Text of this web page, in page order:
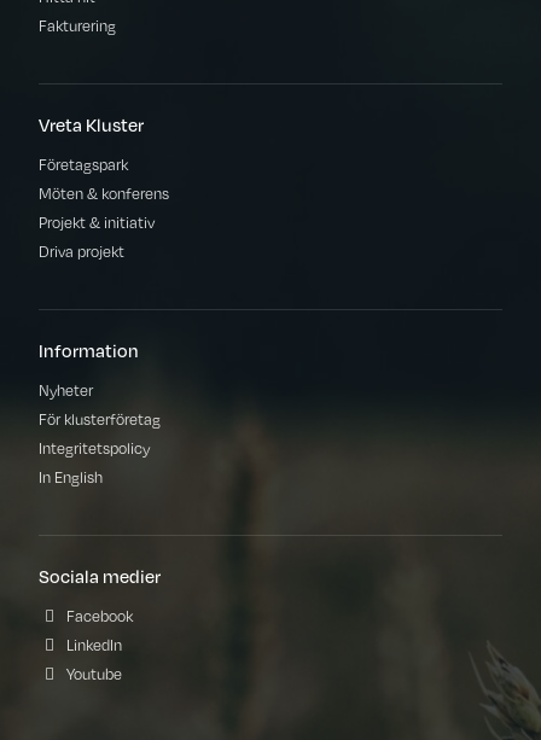
Fakturering
Vreta Kluster
Företagspark
Möten & konferens
Projekt & initiativ
Driva projekt
Information
Nyheter
För klusterföretag
Integritetspolicy
In English
Sociala medier
Facebook
LinkedIn
Youtube